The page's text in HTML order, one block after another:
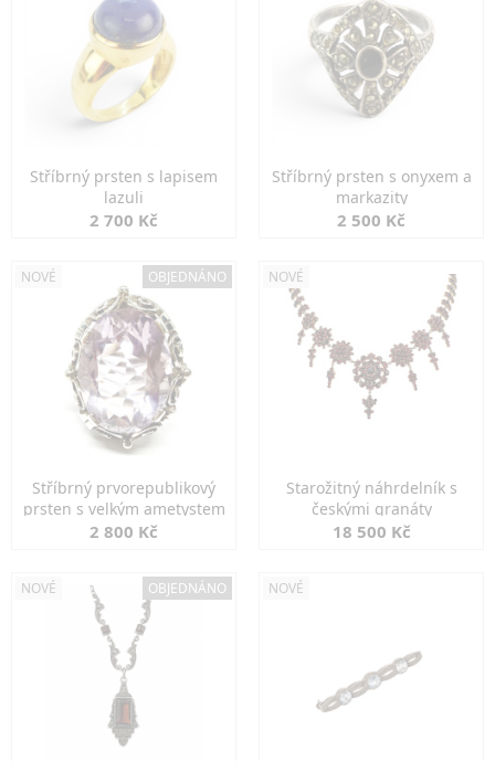
Stříbrný prsten s lapisem
lazuli
2 700 Kč
Stříbrný prsten s onyxem a
markazity
2 500 Kč
NOVÉ OBJEDNÁNO
Stříbrný prvorepublikový
prsten s velkým ametystem
2 800 Kč
NOVÉ
Starožitný náhrdelník s
českými granáty
18 500 Kč
NOVÉ OBJEDNÁNO NOVÉ